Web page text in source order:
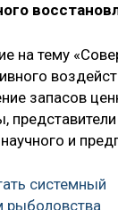
на тему
запасов
и
системный
рыболовства